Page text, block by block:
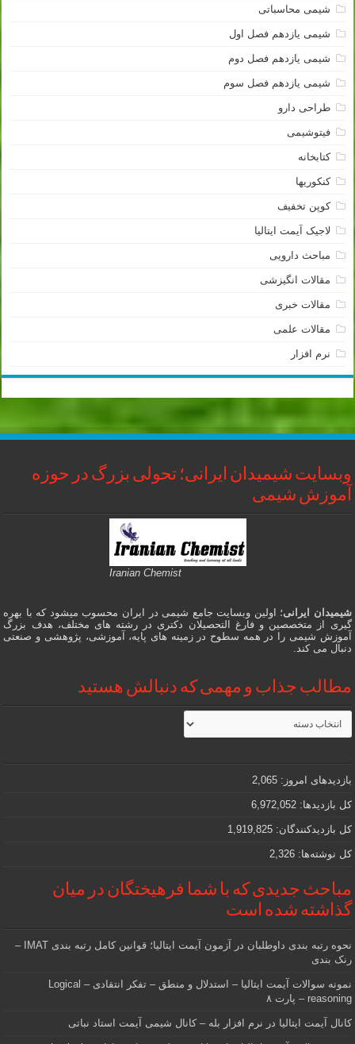
شیمی محاسباتی
شیمی یازدهم فصل اول
شیمی یازدهم فصل دوم
شیمی یازدهم فصل سوم
طراحی دارو
فیتوشیمی
کتابخانه
کنکوریها
کوپن تخفیف
لاجیک آیمت ایتالیا
مباحث دارویی
مقالات انگیزشی
مقالات خبری
مقالات علمی
نرم افزار
وبسایت شیمیدان ایرانی؛ تحولی بزرگ در حوزه
آموزش شیمی
Iranian Chemist
شیمیدان ایرانی؛ اولین وبسایت جامع شیمی در ایران محسوب میشود که با بهره
گیری از متخصصین و فارغ التحصیلان دکتری در رشته های مختلف، هدف بزرگ
آموزش شیمی را در همه سطوح در زمینه های پایه، آموزشی، پژوهشی و صنعتی
دنبال می کند.
مطالب جذاب و مهمی که دنبالش هستید
مطالب
جذاب
و
که
دنبالش
هستید
بازدیدهای امروز:2,065
کل بازدیدها:6,972,052
کل بازدیدکنند‌گان:1,919,825
کل نوشته‌ها:2,326
مباحث جدیدی که با شما فرهیختگان در میان
گذاشته شده است
نحوه رتبه بندی داوطلبان در آزمون آیمت ایتالیا؛ قوانین کامل رتبه بندی IMAT –
رنک بندی
نمونه سوالات آیمت ایتالیا – استدلال و منطق – تفکر انتقادی – Logical
reasoning – پارت ۸
کانال آیمت ایتالیا در نرم افزار بله – کانال شیمی آیمت استاد نباتی